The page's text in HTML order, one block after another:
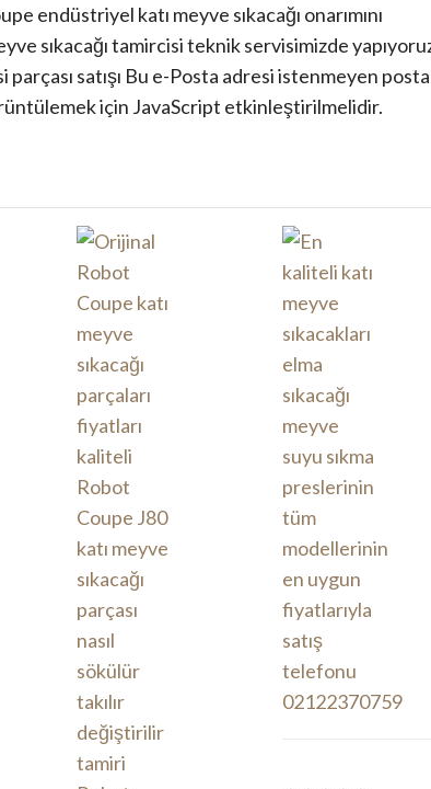
endüstriyel katı meyve sıkacağı onarımını
sıkacağı tamircisi teknik servisimizde
satışı Bu e-Posta adresi istenmeyen posta
için JavaScript etkinleştirilmelidir.